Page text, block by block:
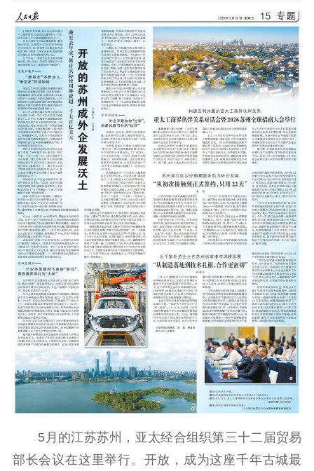
首页
江苏要闻
公示公告
通知公告 信息公开制度
信息公开指南
信息公开年度报
告
工作动态
理论武装
理论学习 宣传宣讲 研究阐释
哲学社科
江苏文脉
资料下载
5月的江苏苏州，亚太经合组织第三十二届贸易
部长会议在这里举行。开放，成为这座千年古城最